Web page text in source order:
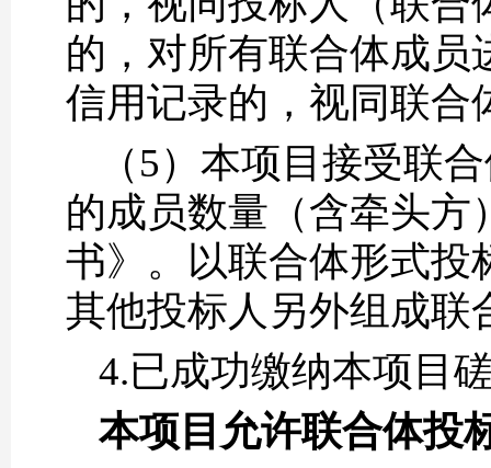
的，对所有联合体成员
信用记录的，视同联合
（5）本项目接受联
的成员数量（含牵头方
书》。以联合体形式投
其他投标人另外组成联
4.已成功缴纳本项目
本项目允许联合体投